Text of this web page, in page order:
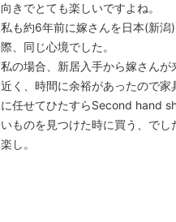
向きでとても楽しいですよね。
私も約6年前に嫁さんを日本(新潟
際、同じ心境でした。
私の場合、新居入手から嫁さんが
近く、時間に余裕があったので家
に任せてひたすらSecond hand
いものを見つけた時に買う、でし
楽し。